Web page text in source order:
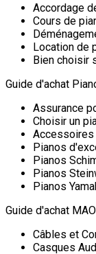
Accordage
Cours de
Location de
Bien choisir
Guide d'achat
Assurance
Choisir un
Accessoires
Pianos
Pianos
Pianos
Pianos
Guide d'achat MAO
Câbles et
Casques